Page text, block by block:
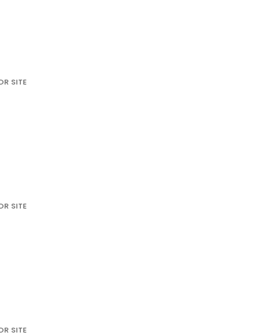
SITE
SITE
SITE